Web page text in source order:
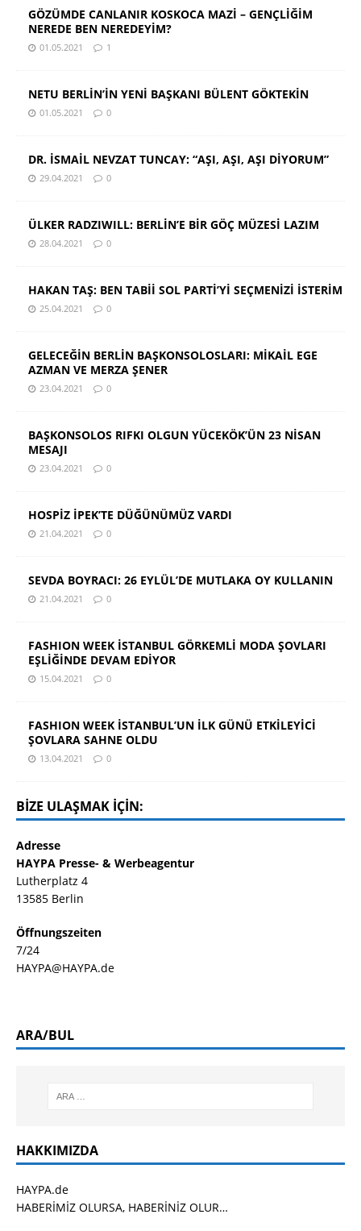
GÖZÜMDE CANLANIR KOSKOCA MAZİ – GENÇLİĞİM
NEREDE BEN NEREDEYİM?
01.05.2021 1
NETU BERLİN’İN YENİ BAŞKANI BÜLENT GÖKTEKİN
01.05.2021 0
DR. İSMAİL NEVZAT TUNCAY: “AŞI, AŞI, AŞI DİYORUM”
29.04.2021 0
ÜLKER RADZIWILL: BERLİN’E BİR GÖÇ MÜZESİ LAZIM
28.04.2021 0
HAKAN TAŞ: BEN TABİİ SOL PARTİ’Yİ SEÇMENİZİ İSTERİM
25.04.2021 0
GELECEĞİN BERLİN BAŞKONSOLOSLARI: MİKAİL EGE
AZMAN VE MERZA ŞENER
23.04.2021 0
BAŞKONSOLOS RIFKI OLGUN YÜCEKÖK’ÜN 23 NİSAN
MESAJI
23.04.2021 0
HOSPİZ İPEK’TE DÜĞÜNÜMÜZ VARDI
21.04.2021 0
SEVDA BOYRACI: 26 EYLÜL’DE MUTLAKA OY KULLANIN
21.04.2021 0
FASHION WEEK İSTANBUL GÖRKEMLİ MODA ŞOVLARI
EŞLİĞİNDE DEVAM EDİYOR
15.04.2021 0
FASHION WEEK İSTANBUL’UN İLK GÜNÜ ETKİLEYİCİ
ŞOVLARA SAHNE OLDU
13.04.2021 0
BIZE ULAŞMAK IÇIN:
Adresse
HAYPA Presse- & Werbeagentur
Lutherplatz 4
13585 Berlin
Öffnungszeiten
7/24
HAYPA@HAYPA.de
ARA/BUL
HAKKIMIZDA
HAYPA.de
HABERİMİZ OLURSA, HABERİNİZ OLUR…